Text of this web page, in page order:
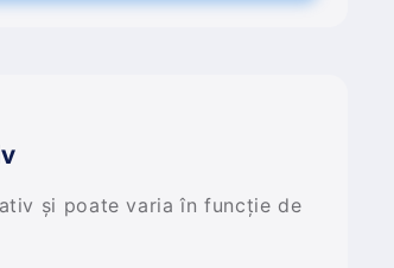
și poate varia în funcție de